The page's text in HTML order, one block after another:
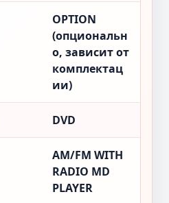
OPTION
(опциональн
о, зависит от
комплектац
ии)
DVD
AM/FM WITH
RADIO MD
PLAYER